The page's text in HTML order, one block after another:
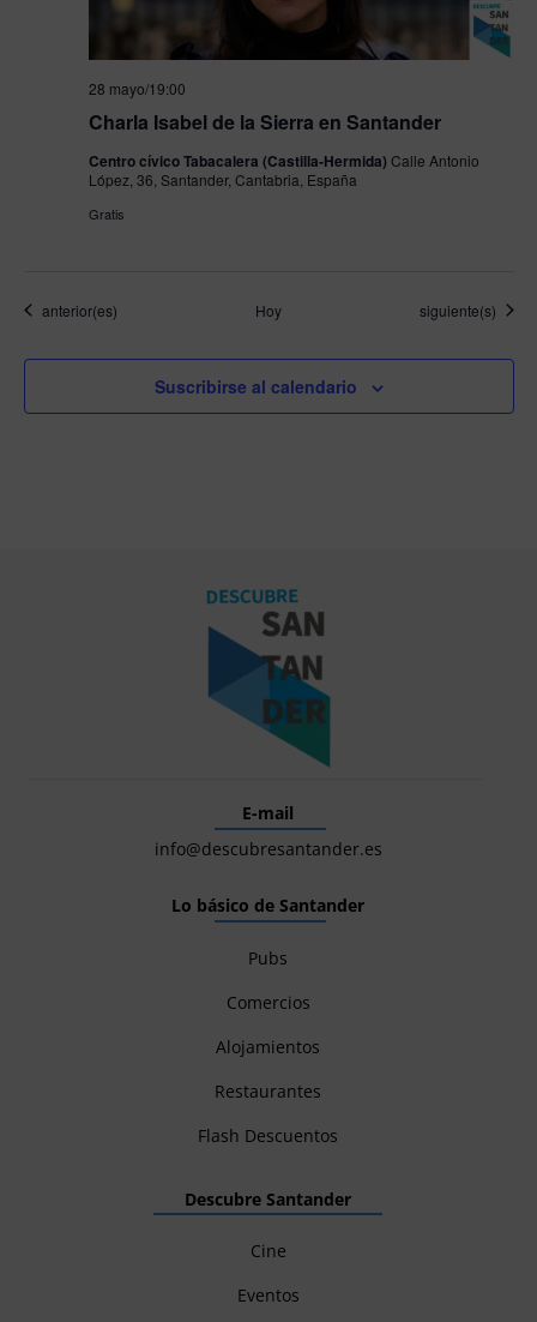
Charla Isabel de la Sierra en Santander
28 mayo/19:00
Centro cívico Tabacalera (Castilla-Hermida)Calle Antonio
López, 36, Santander, Cantabria, España
Gratis
Eventos
anterior(es) Hoy Eventos
siguiente(s)
Suscribirse al calendario
E-mail
info@descubresantander.es
Lo básico de Santander
Pubs
Comercios
Alojamientos
Restaurantes
Flash Descuentos
Descubre Santander
Cine
Eventos